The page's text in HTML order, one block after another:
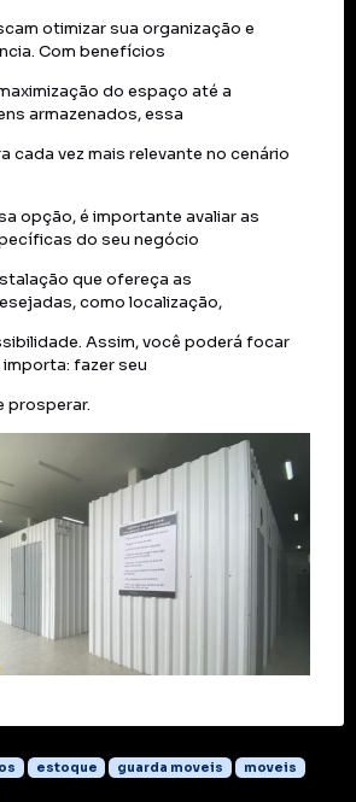
otimizar sua organização e
Com benefícios
do espaço até a
armazenados, essa
cada vez mais relevante no cenário
opção, é importante avaliar as
do seu negócio
que ofereça as
como localização,
Assim, você poderá focar
fazer seu
prosperar.
estoque guarda moveis
moveis